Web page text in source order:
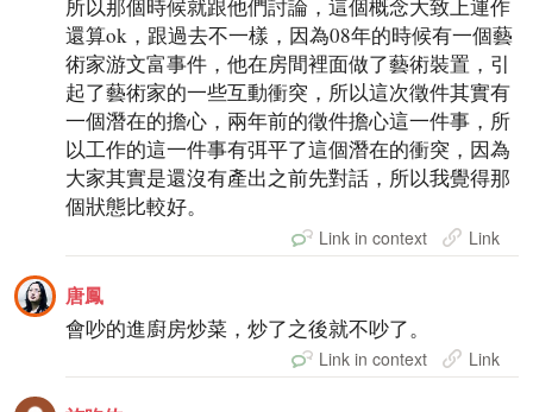
所以那個時候就跟他們討論，這個概念大致上運作
還算ok，跟過去不一樣，因為08年的時候有一個藝
術家游文富事件，他在房間裡面做了藝術裝置，引
起了藝術家的一些互動衝突，所以這次徵件其實有
一個潛在的擔心，兩年前的徵件擔心這一件事，所
以工作的這一件事有弭平了這個潛在的衝突，因為
大家其實是還沒有產出之前先對話，所以我覺得那
個狀態比較好。
Link in context Link
唐鳳
會吵的進廚房炒菜，炒了之後就不吵了。
Link in context Link